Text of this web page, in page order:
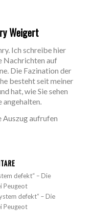
Weigert
Ich schreibe hier
Nachrichten auf
Die Fazination der
besteht seit meiner
hat, wie Sie sehen
angehalten.
aufrufen
defekt“ – Die
Peugeot
defekt“ – Die
Peugeot